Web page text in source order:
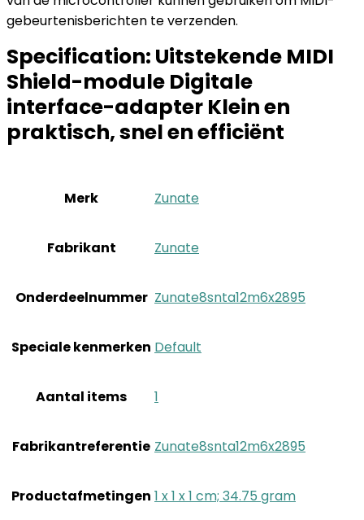
gebeurtenisberichten te verzenden.
Specification: Uitstekende MIDI
Shield-module Digitale
interface-adapter Klein en
praktisch, snel en efficiënt
Merk ‎Zunate
Fabrikant ‎Zunate
Onderdeelnummer ‎Zunate8snta12m6x2895
Speciale kenmerken ‎Default
Aantal items ‎1
Fabrikantreferentie ‎Zunate8snta12m6x2895
Productafmetingen ‎1 x 1 x 1 cm; 34.75 gram